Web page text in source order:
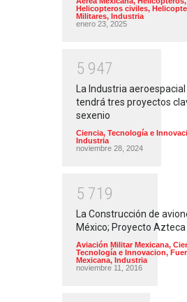
Helicopteros civiles,
Militares, Industria
enero 23, 2025
5 947
La Industria
tendrá tres proyectos
sexenio
Ciencia, Tecnología e
Industria
noviembre 28, 2024
5 71 9
La Construcción de
México; Proyecto Azteca
Aviación Militar Mexicana,
Tecnología e Innovacion,
Mexicana, Industria
noviembre 11, 2016